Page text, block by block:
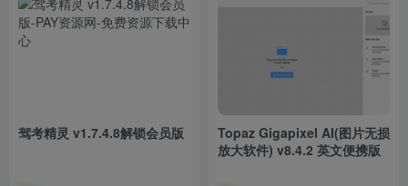
驾考精灵 v1.7.4.8解锁会员版
Topaz Gigapixel AI(图片无损
放大软件) v8.4.2 英文便携版